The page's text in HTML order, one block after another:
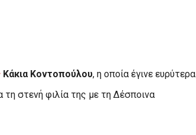
Κάκια Κοντοπούλου, η οποία έγινε ευρύτερα
στενή φιλία της με τη Δέσποινα